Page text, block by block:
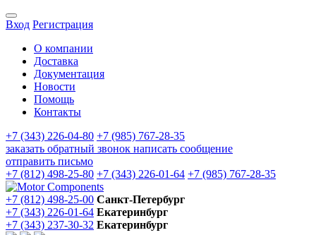
Вход Регистрация
О компании
Доставка
Документация
Новости
Помощь
Контакты
+7 (343) 226-04-80 +7 (985) 767-28-35
заказать обратный звонок написать сообщение
отправить письмо
+7 (812) 498-25-80 +7 (343) 226-01-64 +7 (985) 767-28-35
+7 (812) 498-25-00 Санкт-Петербург
+7 (343) 226-01-64 Екатеринбург
+7 (343) 237-30-32 Екатеринбург